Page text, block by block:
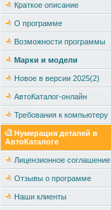
Краткое описание
О программе
Возможности программы
Марки и модели
Новое в версии 2025(2)
АвтоКаталог-онлайн
Требования к компьютеру
Нумерация деталей в
АвтоКаталоге
Лицензионное соглашение
Отзывы о программе
Наши клиенты